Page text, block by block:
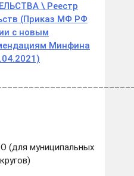
\ Реестр
(Приказ МФ РФ
с новым
Минфина
(для муниципальных